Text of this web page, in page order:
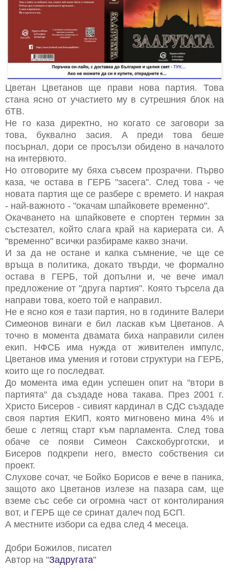
Цветан Цветанов ще прави нова партия. Това
стана ясно от участието му в сутрешния блок на
бТВ.
Не го каза директно, но когато се заговори за
това, буквално засия. А преди това беше
посърнал, дори се просълзи обидено в началото
на интервюто.
Но отговорите му бяха съвсем прозрачни. Първо
каза, че остава в ГЕРБ "засега". След това - че
новата партия ще се разбере с времето. И накрая
- най-важното - "окачам шпайковете временно".
Окачването на шпайковете е спортен термин за
състезател, който слага край на кариерата си. А
"временно" всички разбираме какво значи.
И за да не остане и капка съмнение, че ще се
връща в политика, докато твърди, че формално
остава в ГЕРБ, той допълни и, че вече имал
предложение от "друга партия". Която търсела да
направи това, което той е направил.
Не е ясно коя е тази партия, но в годините Валери
Симеонов винаги е бил ласкав към Цветанов. А
точно в момента двамата биха направили силен
екип. НФСБ има нужда от живителен импулс,
Цветанов има умения и готови структури на ГЕРБ,
които ще го последват.
До момента има един успешен опит на "втори в
партията" да създаде нова такава. През 2001 г.
Христо Бисеров - сивият кардинал в СДС създаде
своя партия ЕКИП, която мигновено мина 4% и
беше с летящ старт към парламента. След това
обаче се появи Симеон Сакскобурготски, и
Бисеров подкрепи него, вместо собствения си
проект.
Слухове сочат, че Бойко Борисов е вече в паника,
защото ако Цветанов излезе на пазара сам, ще
вземе със себе си огромна част от контолирания
вот, и ГЕРБ ще се сринат далеч под БСП.
А местните избори са едва след 4 месеца.
Добри Божилов, писател
Автор на "Задругата"